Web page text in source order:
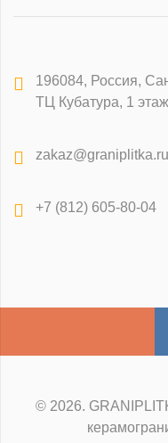
196084, Россия,
ТЦ Кубатура, 1
zakaz@graniplitka.ru
+7 (812) 605-80-04
© 2026.